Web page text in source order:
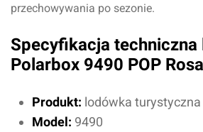
przechowywania po sezonie.
Specyfikacja techniczna
Polarbox 9490 POP Rosa
Produkt: lodówka
Model: 9490
Przyznaj ocenę:
Imię i nazwisko*